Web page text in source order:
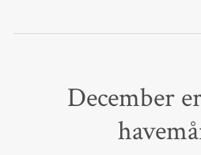
December